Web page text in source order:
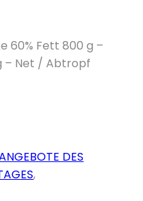
60% Fett 800 g –
– Net / Abtropf
DES
,